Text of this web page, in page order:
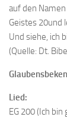
auf den
Geistes 20und
Und siehe, ich
(Quelle: Dt.
Lied:
EG 200 (Ich